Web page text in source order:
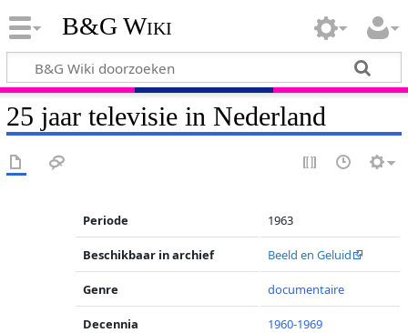
B&G Wiki
25 jaar televisie in Nederland
Periode 1963
Beschikbaar in archief Beeld en Geluid
Genre documentaire
Decennia 1960-1969